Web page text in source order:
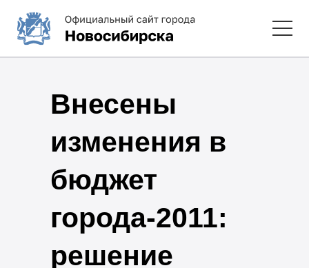
Внесены
изменения в
бюджет
города-2011:
решение